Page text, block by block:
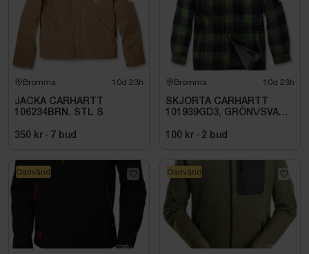
Bromma 10d 23h
JACKA CARHARTT
106234BRN. STL S
350 kr · 7 bud
Bromma 10d 23h
SKJORTA CARHARTT
101939GD3, GRÖN\/SVART
100 kr · 2 bud
Oanvänd Oanvänd